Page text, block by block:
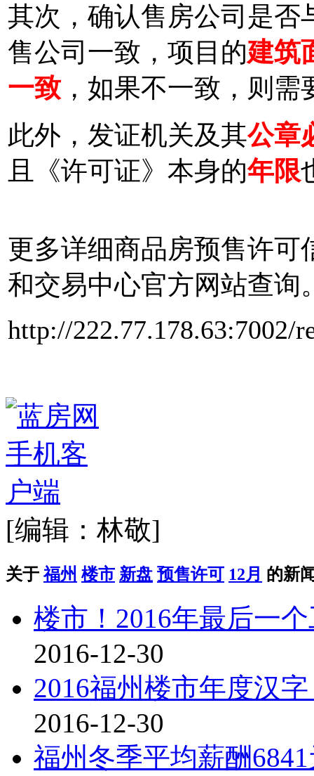
其次，确认售房公司是否
售公司一致，项目的建筑
一致 ，如果不一致，则
此外，发证机关及其公章
且《许可证》本身的年限
更多详细商品房预售许可
和交易中心官方网站查询
http://222.77.178.63:7002/
[编辑：林敬]
关于 福州 楼市 新盘 预售许可 12月 的新
楼市！2016年最后一
2016-12-30
2016福州楼市年度汉
2016-12-30
福州冬季平均薪酬